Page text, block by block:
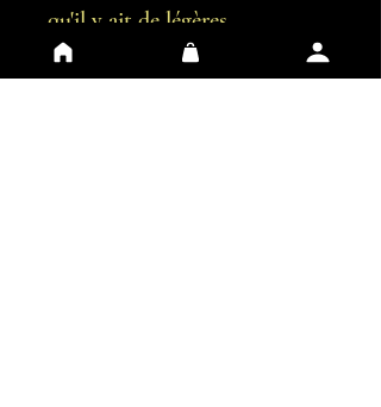
qu'il y ait de légères
imperfections.